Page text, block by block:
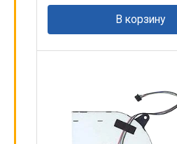
В корзину